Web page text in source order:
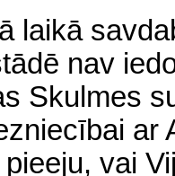
laikā
nav
Skulmes
ar
vai